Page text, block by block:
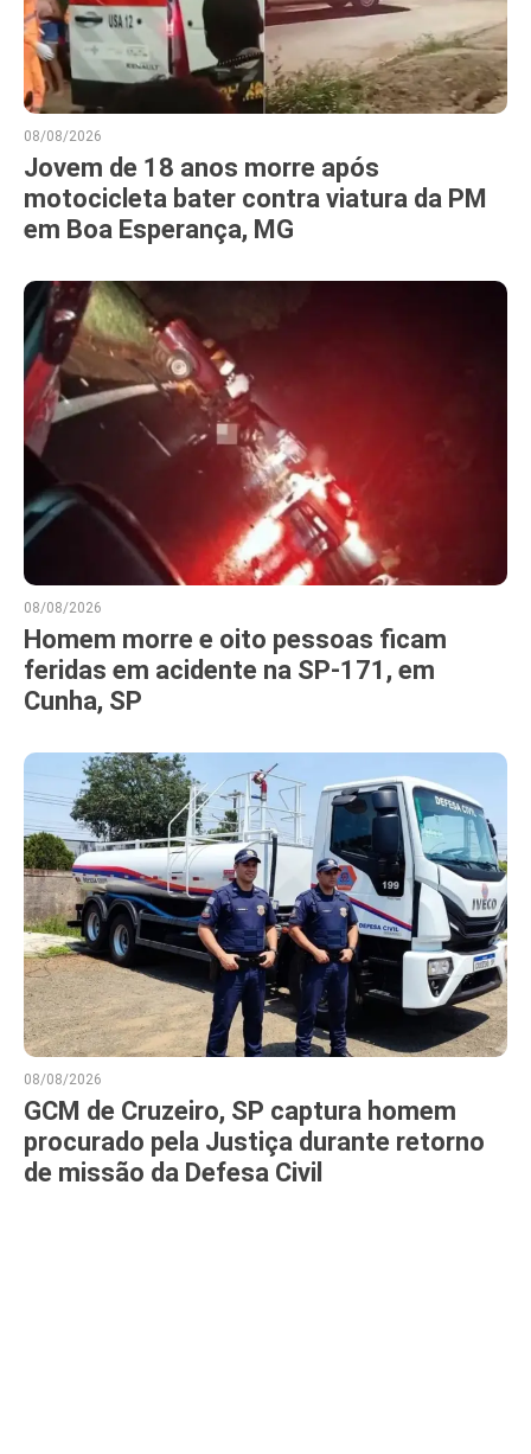
08/08/2026
Jovem de 18 anos morre após
motocicleta bater contra viatura da PM
em Boa Esperança, MG
08/08/2026
Homem morre e oito pessoas ficam
feridas em acidente na SP-171, em
Cunha, SP
08/08/2026
GCM de Cruzeiro, SP captura homem
procurado pela Justiça durante retorno
de missão da Defesa Civil